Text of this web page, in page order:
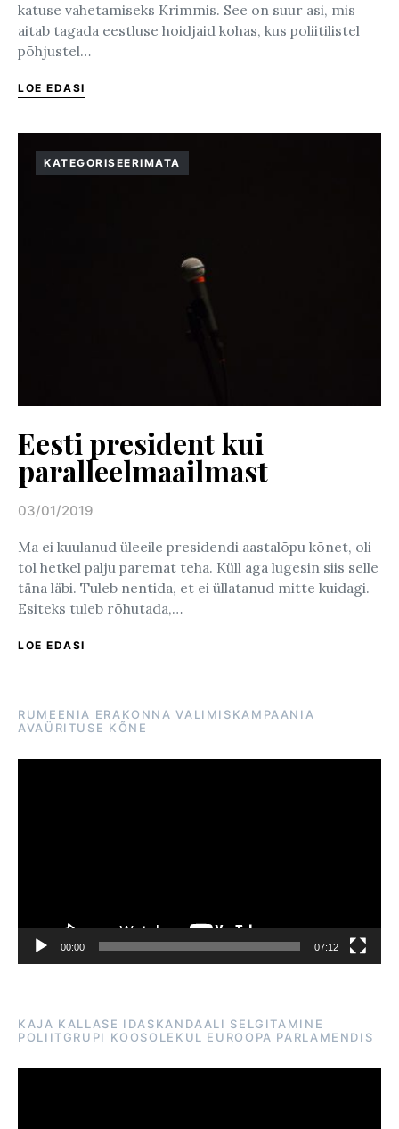
katuse vahetamiseks Krimmis. See on suur asi, mis
aitab tagada eestluse hoidjaid kohas, kus poliitilistel
põhjustel…
LOE EDASI
KATEGORISEERIMATA
Eesti president kui
paralleelmaailmast
Posted on
03/01/2019
Ma ei kuulanud üleeile presidendi aastalõpu kõnet, oli
tol hetkel palju paremat teha. Küll aga lugesin siis selle
täna läbi. Tuleb nentida, et ei üllatanud mitte kuidagi.
Esiteks tuleb rõhutada,…
LOE EDASI
RUMEENIA ERAKONNA VALIMISKAMPAANIA
AVAÜRITUSE KÕNE
00:00 07:12
KAJA KALLASE IDASKANDAALI SELGITAMINE
POLIITGRUPI KOOSOLEKUL EUROOPA PARLAMENDIS